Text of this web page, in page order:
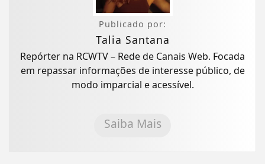
Publicado por:
Talia Santana
Repórter na RCWTV – Rede de Canais Web. Focada
em repassar informações de interesse público, de
modo imparcial e acessível.
Saiba Mais